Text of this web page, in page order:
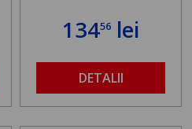
13456 lei
DETALII